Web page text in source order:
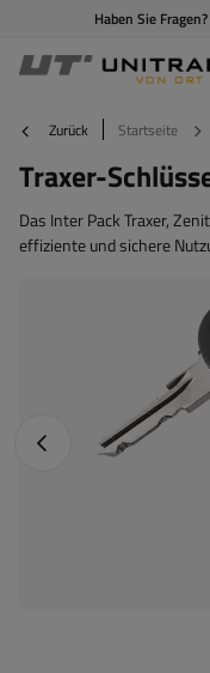
Haben Sie
Zurück Startseite
Traxer-
Das Inter Pack Traxer,
effiziente und sichere
Vorheriges Foto